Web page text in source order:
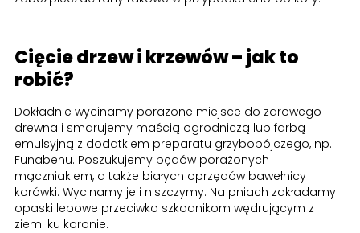
Cięcie drzew i krzewów – jak to
robić?
Dokładnie wycinamy porażone miejsce do zdrowego
drewna i smarujemy maścią ogrodniczą lub farbą
emulsyjną z dodatkiem preparatu grzybobójczego, np.
Funabenu. Poszukujemy pędów porażonych
mączniakiem, a także białych oprzędów bawełnicy
korówki. Wycinamy je i niszczymy. Na pniach zakładamy
opaski lepowe przeciwko szkodnikom wędrującym z
ziemi ku koronie.